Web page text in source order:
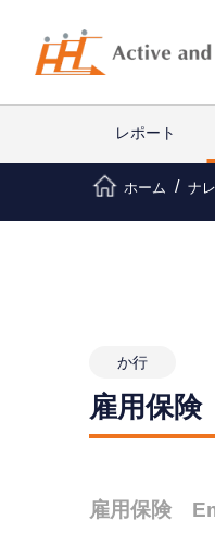
レポート
ホーム ナ
か行
雇用保険
雇用保険